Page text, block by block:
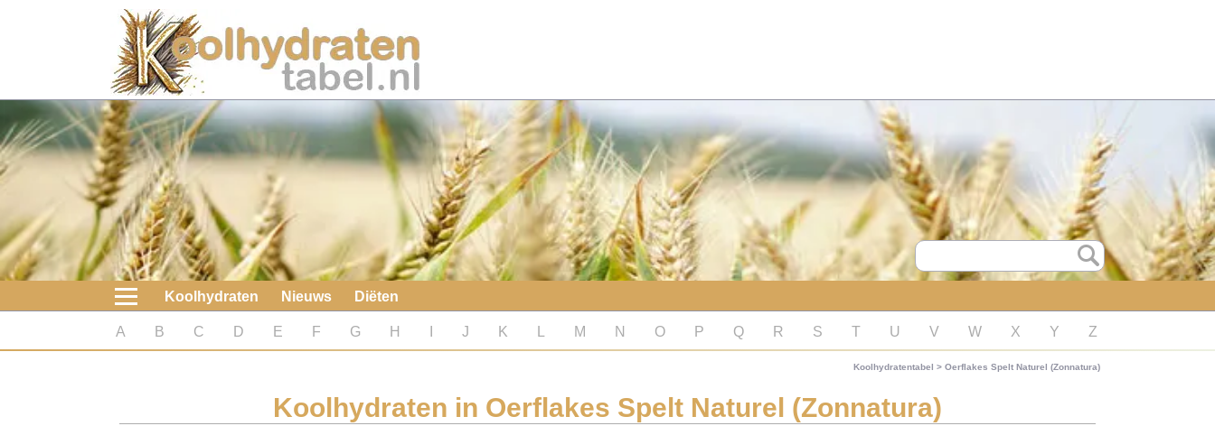
Koolhydraten
Nieuws
Koolhydraatarme diëten
Boeken
koolhydraatarme diëten
Diabetes test
Koolhydraten Nieuws Diëten
A B C D E F G H J K M N O P Q R S T U V W X Y Z
Koolhydratentabel > Oerflakes Spelt Naturel (Zonnatura)
Koolhydraten in Oerflakes Spelt Naturel (Zonnatura)